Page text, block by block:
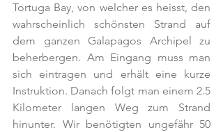
Tortuga Bay, von welcher es heisst, den
wahrscheinlich schönsten Strand auf
dem ganzen Galapagos Archipel zu
beherbergen. Am Eingang muss man
sich eintragen und erhält eine kurze
Instruktion. Danach folgt man einem 2.5
Kilometer langen Weg zum Strand
hinunter. Wir benötigten ungefähr 50